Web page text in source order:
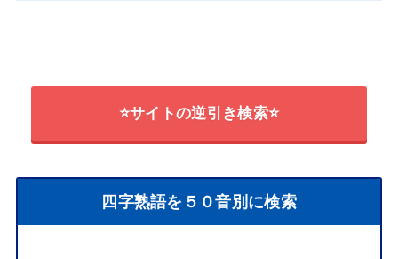
⭐サイトの逆引き検索⭐
四字熟語を５０音別に検索